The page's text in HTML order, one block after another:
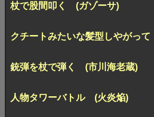
杖で股間叩く (ガゾーサ)
クチートみたいな髪型しやがっ
銃弾を杖で弾く (市川海老蔵)
人物タワーバトル (火炎焔)